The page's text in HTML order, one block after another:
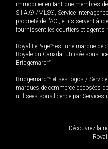
immobilier en tant que membres
S.I.A.® /MLS®, Service inter-
propriété de l'ACI, et ils servent à
fournissent les courtiers et agents
Royal LePageMD est une marque de
Royale du Canada, utilisée sous
BridgemarqMD
BridgemarqMD et ses logos /
marques de commerce déposées
utilisées sous licence par Services
Découvrez la
Royal